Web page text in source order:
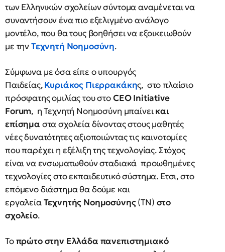
των Ελληνικών σχολείων σύντομα αναμένεται να
συναντήσουν ένα πιο εξελιγμένο ανάλογο
μοντέλο, που θα τους βοηθήσει να εξοικειωθούν
με τηνΤεχνητή Νοημοσύνη.
Σύμφωνα με όσα είπε ο υπουργός
Παιδείας,Κυριάκος Πιερρακάκης, στο πλαίσιο
πρόσφατης ομιλίας του στοCEO Initiative
Forum, η Τεχνητή Νοημοσύνη μπαίνεικαι
επίσημα στα σχολεία δίνοντας στους μαθητές
νέες δυνατότητες αξιοποιώντας τις καινοτομίες
που παρέχει η εξέλιξη της τεχνολογίας. Στόχος
είναι να ενσωματωθούν σταδιακά προωθημένες
τεχνολογίες στο εκπαιδευτικό σύστημα. Ετσι, στο
επόμενο διάστημα θα δούμε και
εργαλείαΤεχνητής Νοημοσύνης(ΤΝ) στο
σχολείο.
Τοπρώτο στην Ελλάδα πανεπιστημιακό